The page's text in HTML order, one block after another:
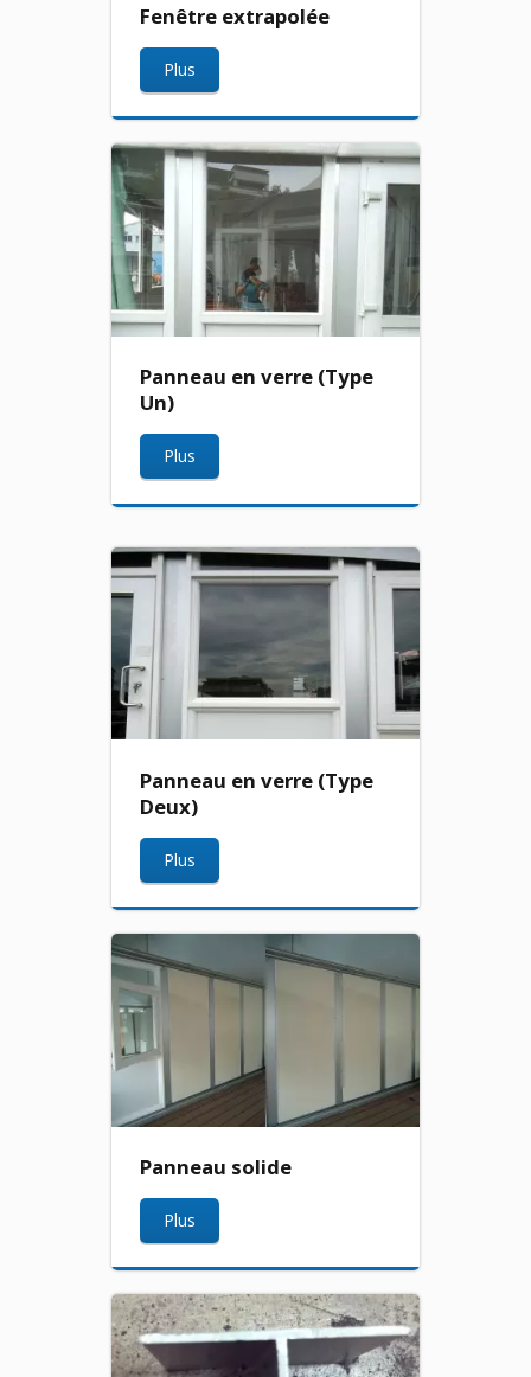
Fenêtre extrapolée
Plus
Panneau en verre (Type
Un)
Plus
Panneau en verre (Type
Deux)
Plus
Panneau solide
Plus